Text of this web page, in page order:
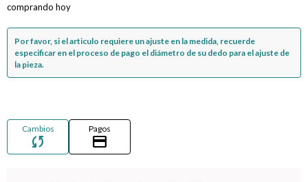
comprando hoy
Por favor, si el articulo requiere un ajuste en la medida, recuerde
especificar en el proceso de pago el diámetro de su dedo para el ajuste de
la pieza.
Cambios
sync
Pagos
credit_card